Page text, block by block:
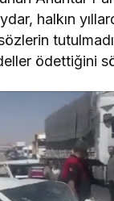
halkın
ödettiğini